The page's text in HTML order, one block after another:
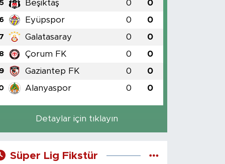
5 Beşiktaş 0 0
6 Eyüpspor 0 0
7 Galatasaray 0 0
8 Çorum FK 0 0
9 Gaziantep FK 0 0
Alanyaspor 0 0
Detaylar için tıklayın
Süper Lig Fikstür